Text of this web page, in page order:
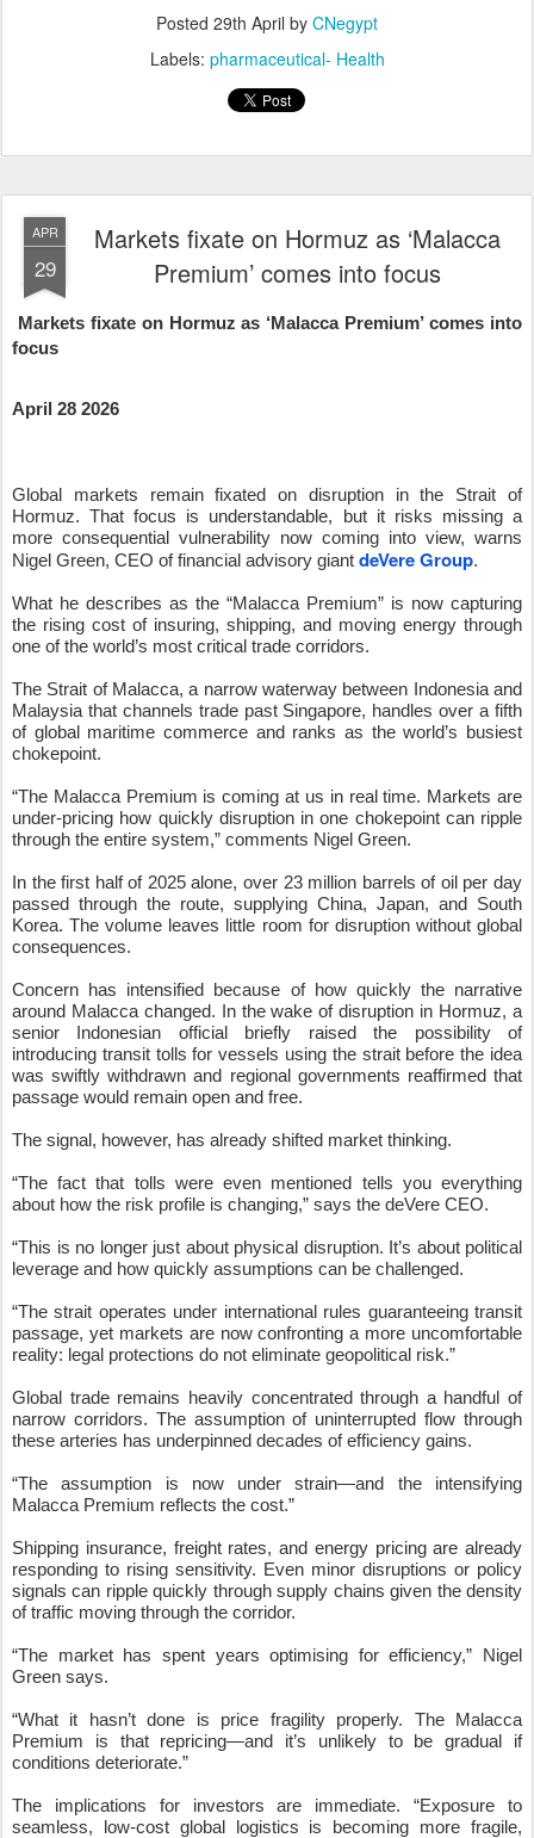
Markets fixate on Hormuz as ‘Malacca
Premium’ comes into focus
focus
Global markets remain fixated on disruption in the Strait of
Nigel Green, CEO of financial advisory giant
one of the world’s most critical trade corridors.
The Strait of Malacca, a narrow waterway between Indonesia and
Malaysia that channels trade past Singapore, handles over a fifth
chokepoint.
“The Malacca Premium is coming at us in real time. Markets are
through the entire system,” comments Nigel Green.
In the first half of 2025 alone, over 23 million barrels of oil per day
passed through the route, supplying China, Japan, and South
consequences.
Concern has intensified because of how quickly the narrative
senior Indonesian official briefly raised the possibility of
introducing transit tolls for vessels using the strait before the idea
was swiftly withdrawn and regional governments reaffirmed that
passage would remain open and free.
The signal, however, has already shifted market thinking.
“The fact that tolls were even mentioned tells you everything
about how the risk profile is changing,” says the deVere CEO.
“This is no longer just about physical disruption. It’s about political
passage, yet markets are now confronting a more uncomfortable
reality: legal protections do not eliminate geopolitical risk.”
Global trade remains heavily concentrated through a handful of
narrow corridors. The assumption of uninterrupted flow through
“The assumption is now under strain—and the intensifying
Malacca Premium reflects the cost.”
Shipping insurance, freight rates, and energy pricing are already
responding to rising sensitivity. Even minor disruptions or policy
signals can ripple quickly through supply chains given the density
“The market has spent years optimising for efficiency,” Nigel
“What it hasn’t done is price fragility properly. The Malacca
Premium is that repricing—and it’s unlikely to be gradual if
conditions deteriorate.”
The implications for investors are immediate. “Exposure to
seamless, low-cost global logistics is becoming more fragile,
routing capability are better positioned as risk is repriced.”
Disruption does not need to materialise at scale to move markets.
energy volatility—is enough to reshape returns.